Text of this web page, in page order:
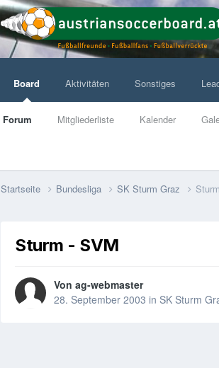
Board
Forum Mitgliederliste Kalender
Aktivitäten Sonstiges
Startseite Bundesliga SK Sturm Graz
Sturm - SVM
Von ag-webmaster
28. September 2003 in SK Sturm